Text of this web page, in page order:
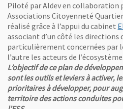
Piloté par Aldev en collaboration
Associations Citoyenneté
réalisé grâce à l’appui du cabinet
associant d’un côté les
particulièrement concernées par
l’autre les acteurs de l’écosystème.
L’objectif de ce plan de
sont les outils et leviers à activer,
prioritaires à développer, pour
territoire des actions conduites